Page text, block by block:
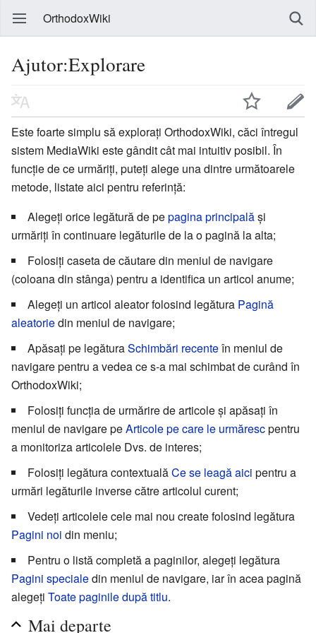
OrthodoxWiki
Ajutor:Explorare
Este foarte simplu să explorați OrthodoxWiki, căci întregul
sistem MediaWiki este gândit cât mai intuitiv posibil. În
funcție de ce urmăriți, puteți alege una dintre următoarele
metode, listate aici pentru referință:
Alegeți orice legătură de pepagina principalăși
urmăriți în continuare legăturile de la o pagină la alta;
Folosiți caseta de căutare din meniul de navigare
(coloana din stânga) pentru a identifica un articol anume;
Alegeți un articol aleator folosind legătura Pagină
aleatoriedin meniul de navigare;
Apăsați pe legăturaSchimbări recenteîn meniul de
navigare pentru a vedea ce s-a mai schimbat de curând în
OrthodoxWiki;
Folosiți funcția de urmărire de articole și apăsați în
meniul de navigare peArticole pe care le urmărescpentru
a monitoriza articolele Dvs. de interes;
Folosiți legătura contextualăCe se leagă aici pentru a
urmări legăturile inverse către articolul curent;
Vedeți articolele cele mai nou create folosind legătura
Pagini noi din meniu;
Pentru o listă completă a paginilor, alegeți legătura
Pagini specialedin meniul de navigare, iar în acea pagină
alegeți Toate paginile după titlu.
Mai departe